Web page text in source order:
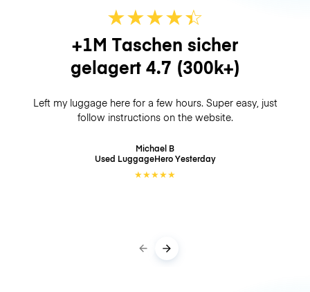
★★★★☆
★
+1M Taschen sicher
gelagert 4.7 (300k+)
Left my luggage here for a few hours. Super easy, just
follow instructions on the website.
Michael B
Used LuggageHeroYesterday
★★★★★